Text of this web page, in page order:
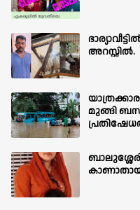
അറസ്റ്റിൽ.
മുങ്ങി